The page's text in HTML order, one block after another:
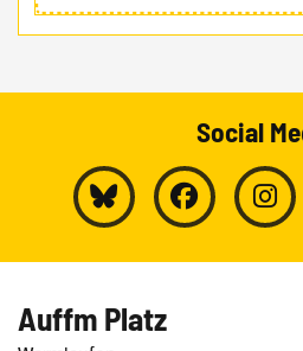
Social
Auffm Platz